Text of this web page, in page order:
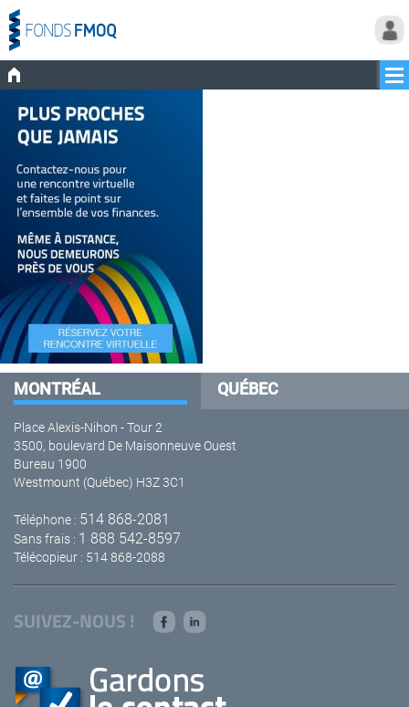
MONTRÉAL QUÉBEC
Place Alexis-Nihon - Tour 2
3500, boulevard De Maisonneuve Ouest
Bureau 1900
Westmount (Québec) H3Z 3C1
Téléphone : 514 868-2081
Sans frais : 1 888 542-8597
Télécopieur : 514 868-2088
SUIVEZ-NOUS !